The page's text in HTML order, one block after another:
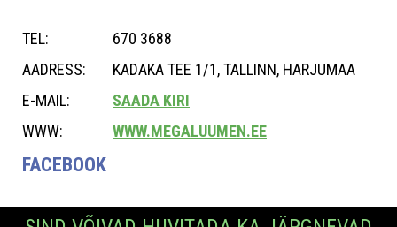
TEL:
670 3688
AADRESS:
KADAKA TEE 1/1, TALLINN, HARJUMAA
E-MAIL:
SAADA KIRI
WWW:
WWW.MEGALUUMEN.EE
FACEBOOK